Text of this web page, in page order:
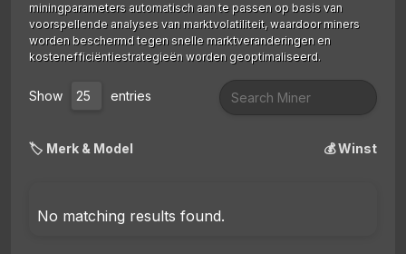
miningparameters automatisch aan te passen op basis van
voorspellende analyses van marktvolatiliteit, waardoor miners
worden beschermd tegen snelle marktveranderingen en
kostenefficiëntiestrategieën worden geoptimaliseerd.
Show entries
🏷️ Merk & Model 💰 Winst
No matching results found.